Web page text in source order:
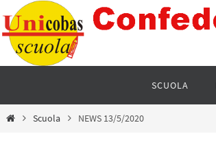
SCUOLA
Scuola NEWS 13/5/2020